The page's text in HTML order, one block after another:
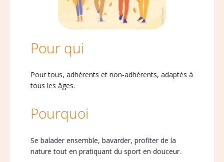
Pour qui
Pour tous, adhérents et non-adhérents, adaptés à
tous les âges.
Pourquoi
Se balader ensemble, bavarder, profiter de la
nature tout en pratiquant du sport en douceur.